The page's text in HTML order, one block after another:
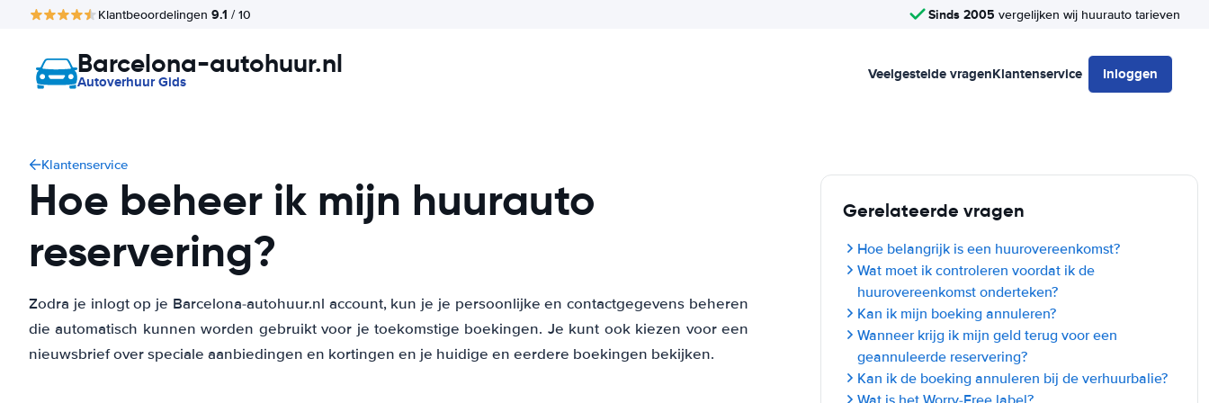
Klantbeoordelingen 9.1 / 10 Sinds 2005 vergelijken wij huurauto tarieven
Barcelona-autohuur.nl
Autoverhuur Gids Veelgestelde vragenKlantenservice Inloggen
Klantenservice
Hoe beheer ik mijn huurauto
reservering?
Zodra je inlogt op je Barcelona-autohuur.nl account, kun je je persoonlijke en contactgegevens beheren
die automatisch kunnen worden gebruikt voor je toekomstige boekingen. Je kunt ook kiezen voor een
nieuwsbrief over speciale aanbiedingen en kortingen en je huidige en eerdere boekingen bekijken.
Gerelateerde vragen
Hoe belangrijk is een huurovereenkomst?
Wat moet ik controleren voordat ik de
huurovereenkomst onderteken?
Kan ik mijn boeking annuleren?
Wanneer krijg ik mijn geld terug voor een
geannuleerde reservering?
Kan ik de boeking annuleren bij de verhuurbalie?